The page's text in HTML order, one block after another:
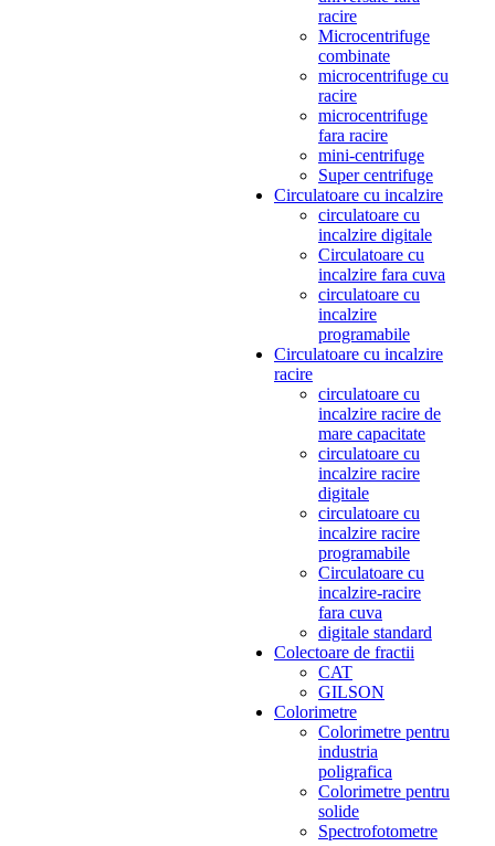
racire
Microcentrifuge
combinate
microcentrifuge cu
racire
microcentrifuge
fara racire
mini-centrifuge
Super centrifuge
Circulatoare cu incalzire
circulatoare cu
incalzire digitale
Circulatoare cu
incalzire fara cuva
circulatoare cu
incalzire
programabile
Circulatoare cu incalzire
racire
circulatoare cu
incalzire racire de
mare capacitate
circulatoare cu
incalzire racire
digitale
circulatoare cu
incalzire racire
programabile
Circulatoare cu
incalzire-racire
fara cuva
digitale standard
Colectoare de fractii
CAT
GILSON
Colorimetre
Colorimetre pentru
industria
poligrafica
Colorimetre pentru
solide
Spectrofotometre